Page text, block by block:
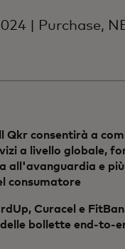
| Purchase,
Qkr consentirà a
a livello globale,
all'avanguardia e
consumatore
Curacel e
bollette end-to-